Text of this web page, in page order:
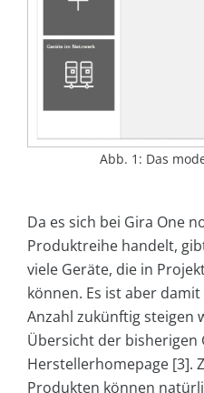
Abb. 1: Das
Da es sich bei Gira One
Produktreihe handelt,
viele Geräte, die in
können. Es ist aber
Anzahl zukünftig steigen
Übersicht der bisherigen
Herstellerhomepage [3].
Produkten können